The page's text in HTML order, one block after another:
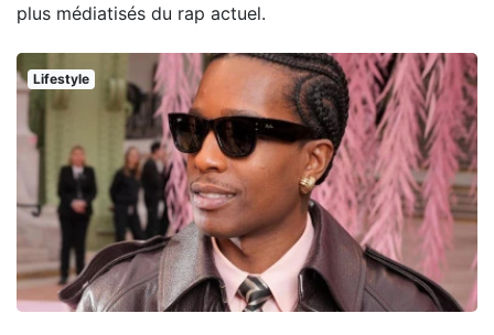
plus médiatisés du rap actuel.
Lifestyle